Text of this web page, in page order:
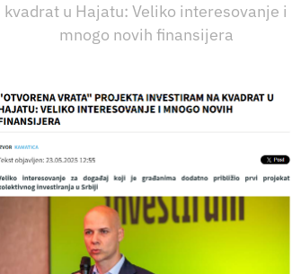
kvadrat u Hajatu: Veliko interesovanje i
mnogo novih finansijera